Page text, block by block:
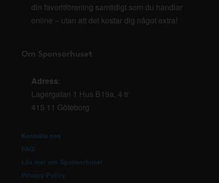
din favoritförening samtidigt som du handlar
online – utan att det kostar dig något extra!
Om Sponsorhuset
Adress:
Lagergatan 1 Hus B19a, 4 tr
415 11 Göteborg
Kontakta oss
FAQ
Läs mer om Sponsorhuset
Privacy Policy